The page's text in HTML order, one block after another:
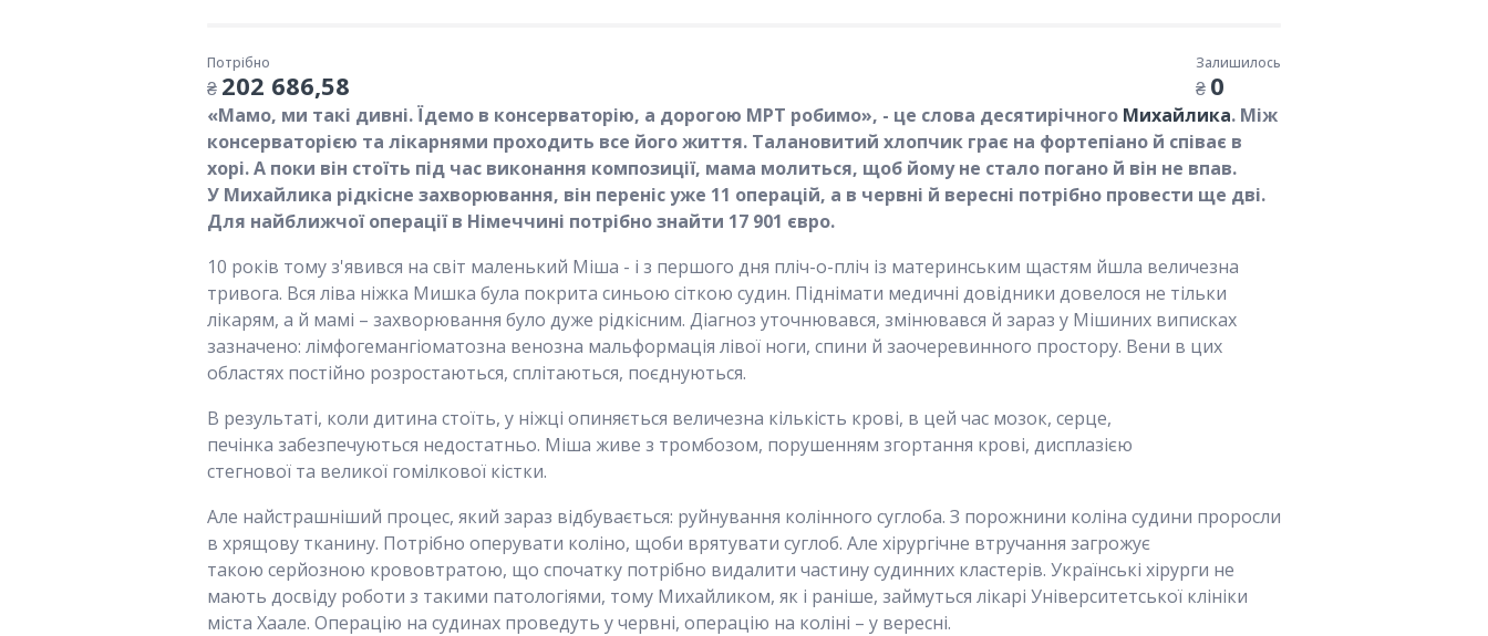
Потрібно
₴ 202 686,58
Залишилось
₴ 0
«Мамо, ми такі дивні. Їдемо в консерваторію, а дорогою МРТ робимо», - це слова десятирічного Михайлика. Між
консерваторією та лікарнями проходить все його життя. Талановитий хлопчик грає на фортепіано й співає в
хорі. А поки він стоїть під час виконання композиції, мама молиться, щоб йому не стало погано й він не впав.
У Михайлика рідкісне захворювання, він перенісуже 11 операцій, а в червні й вересні потрібно провести ще дві.
Для найближчоїоперації в Німеччині потрібно знайти 17 901 євро.
10 років тому з'явився на світ маленький Міша - і з першого дня пліч-о-пліч із материнським щастям йшла величезна
тривога. Вся ліва ніжка Мишка була покрита синьою сіткою судин. Піднімати медичні довідники довелося не тільки
лікарям, а й мамі – захворювання було дуже рідкісним. Діагноз уточнювався, змінювався й зараз у Мішиних виписках
зазначено: лімфогемангіоматозна венозна мальформація лівої ноги, спини й заочеревинного простору. Вени в цих
областях постійно розростаються, сплітаються, поєднуються.
В результаті, коли дитина стоїть, у ніжці опиняється величезна кількість крові, в цей час мозок, серце,
печінка забезпечуються недостатньо. Міша живе з тромбозом, порушенням згортання крові, дисплазією
стегнової та великої гомілкової кістки.
Але найстрашніший процес, який зараз відбувається: руйнування колінного суглоба. З порожнини коліна судини проросли
в хрящову тканину. Потрібно оперувати коліно, щоби врятувати суглоб. Але хірургічне втручання загрожує
такою серйозною крововтратою, що спочатку потрібно видалити частину судинних кластерів. Українські хірурги не
мають досвіду роботи з такими патологіями, тому Михайликом, як і раніше, займуться лікарі Університетської клініки
міста Хаале. Операцію на судинах проведуть у червні, операцію на коліні – у вересні.